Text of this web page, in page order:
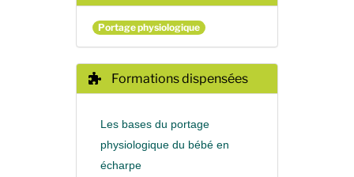
Portage physiologique
Formations dispensées
Les bases du portage
physiologique du bébé en
écharpe